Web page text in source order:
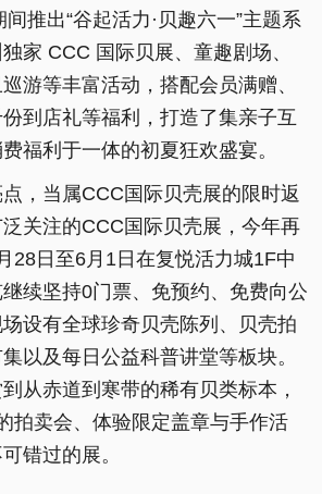
推出“谷起活力·贝趣六一”主题系
家 CCC 国际贝展、童趣剧场、
游等丰富活动，搭配会员满赠、
到店礼等福利，打造了集亲子互
福利于一体的初夏狂欢盛宴。
，当属CCC国际贝壳展的限时返
关注的CCC国际贝壳展，今年再
28日至6月1日在复悦活力城1F中
续坚持0门票、免预约、免费向公
设有全球珍奇贝壳陈列、贝壳拍
以及每日公益科普讲堂等板块。
从赤道到寒带的稀有贝类标本，
拍卖会、体验限定盖章与手作活
错过的展。